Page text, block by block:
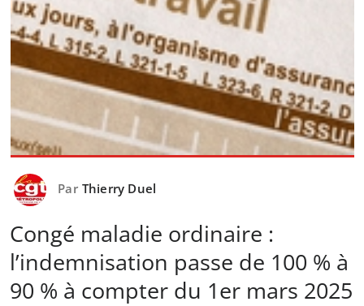
Par Thierry Duel
Congé maladie ordinaire :
l’indemnisation passe de 100 % à
90 % à compter du 1er mars 2025